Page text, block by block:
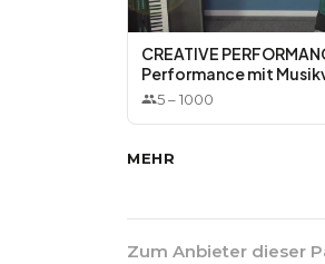
CREATIVE
Performance mit
5–1000
MEHR
Zum Anbieter dieser